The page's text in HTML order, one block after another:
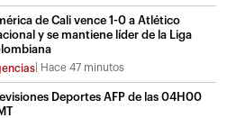
Hace 47 minutos
de Cali vence 1-0 a Atlético
y se mantiene líder de la Liga
Deportes AFP de las 04H00